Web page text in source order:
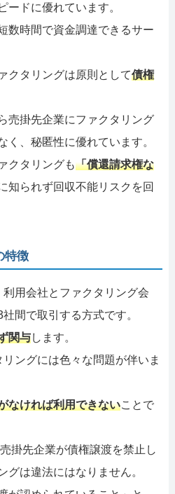
ードに優れています。
数時間で資金調達できるサー
クタリングは原則として債権
売掛先企業にファクタリング
く、秘匿性に優れています。
クタリングも「償還請求権な
知られず回収不能リスクを回
特徴
用会社とファクタリング会
間で取引する方式です。
関与します。
ングには色々な問題が伴いま
なければ利用できないことで
掛先企業が債権譲渡を禁止し
グは違法にはなりません。